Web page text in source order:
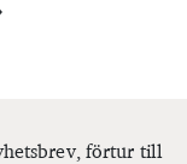
förtur till